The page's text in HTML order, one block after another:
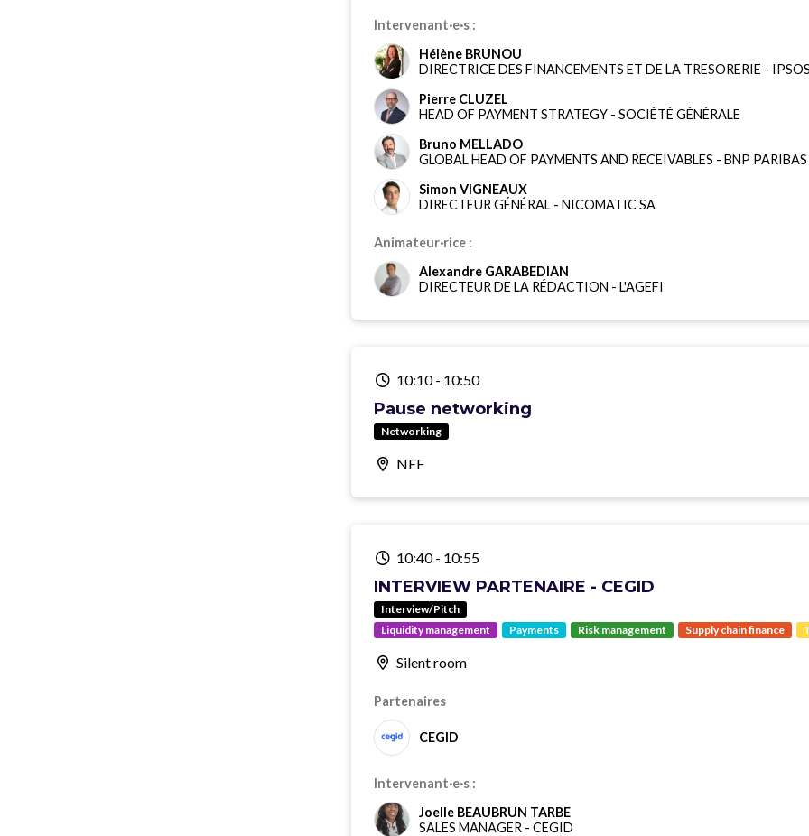
Intervenant·e·s :
Hélène BRUNOU
DIRECTRICE DES FINANCEMENTS ET DE LA TRESORERIE -
Pierre CLUZEL
HEAD OF PAYMENT STRATEGY- SOCIÉTÉ GÉNÉRALE
Bruno MELLADO
GLOBAL HEAD OF PAYMENTS AND RECEIVABLES - BNP PARIBAS
Simon VIGNEAUX
DIRECTEUR GÉNÉRAL- NICOMATIC SA
Animateur·rice :
Alexandre GARABEDIAN
DIRECTEUR DE LA RÉDACTION - L'AGEFI
10:10- 10:50
Pause networking
Networking
NEF
10:40- 10:55
INTERVIEW PARTENAIRE - CEGID
Interview/Pitch
Liquidity management
Payments Risk management Supply chain finance
Silent room
Partenaires
CEGID
Intervenant·e·s :
Joelle BEAUBRUN TARBE
SALES MANAGER- CEGID